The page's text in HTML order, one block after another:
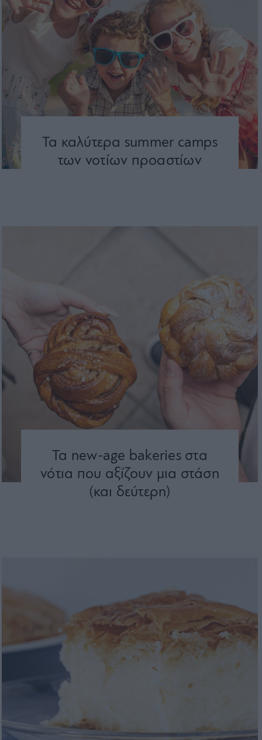
Τα καλύτερα summer camps
των νοτίων προαστίων
Τα new-age bakeries στα
νότια που αξίζουν μια στάση
(και δεύτερη)